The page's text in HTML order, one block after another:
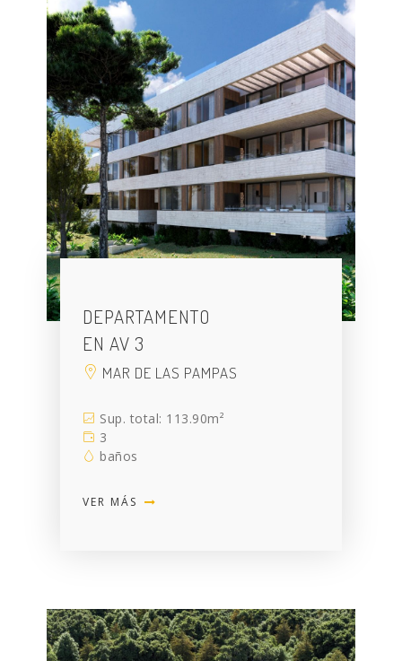
DEPARTAMENTO
EN AV 3
MAR DE LAS PAMPAS
Sup. total: 113.90m²
3
baños
VER MÁS